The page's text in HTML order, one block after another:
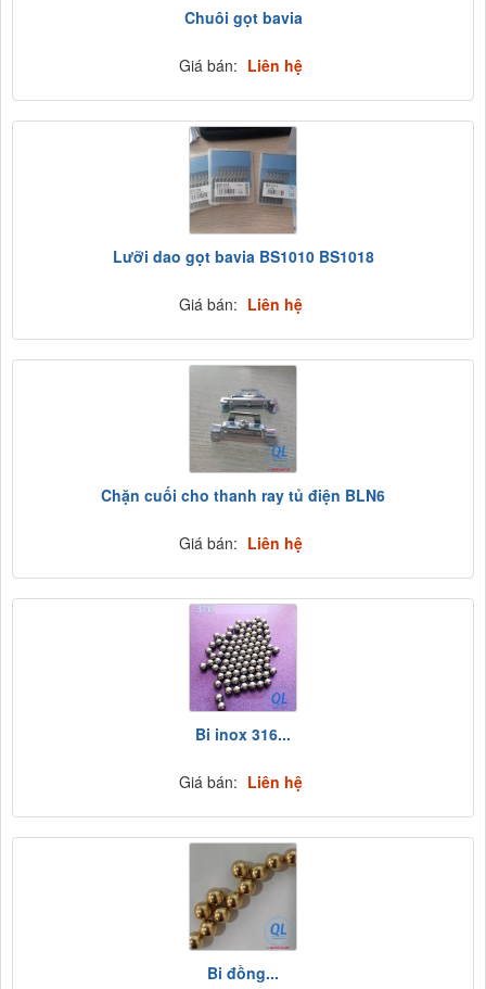
Chuôi gọt bavia
Giá bán: Liên hệ
Lưỡi dao gọt bavia BS1010 BS1018
Giá bán: Liên hệ
Chặn cuối cho thanh ray tủ điện BLN6
Giá bán: Liên hệ
Bi inox 316...
Giá bán: Liên hệ
Bi đồng...